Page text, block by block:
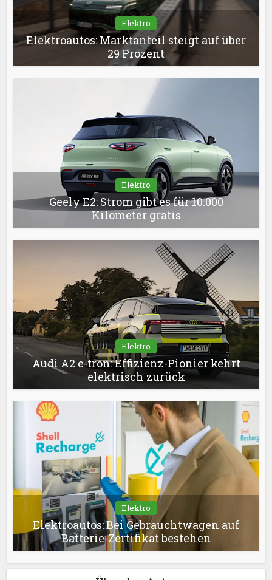
Elektro
Elektroautos: Marktanteil steigt auf über
29 Prozent
Elektro
Geely E2: Strom gibt es für 10.000
Kilometer gratis
Elektro
Audi A2 e-tron: Effizienz-Pionier kehrt
elektrisch zurück
Elektro
Elektroautos: Bei Gebrauchtwagen auf
Batterie-Zertifikat bestehen